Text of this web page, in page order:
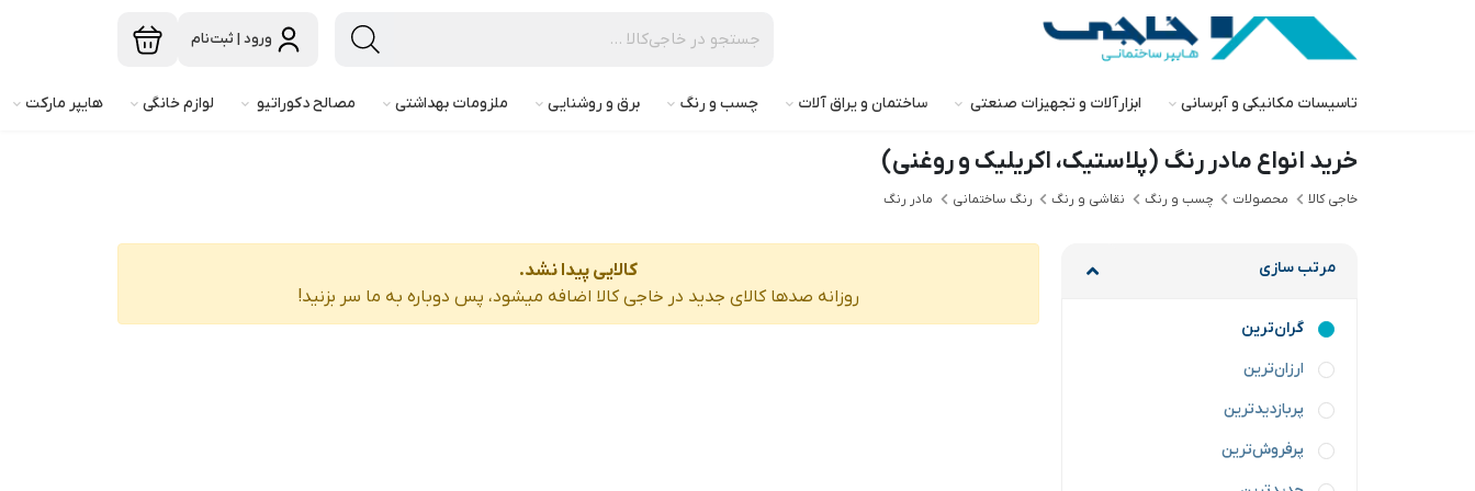
ورود | ثبت‌نام
تاسیسات مکانیکی و آبرسانی ابزارآلات و تجهیزات صنعتی ساختمان و یراق آلات چسب و رنگ برق و روشنایی ملزومات بهداشتی مصالح دکوراتیو لوازم خانگی هایپر مارکت
خرید انواع مادر رنگ (پلاستیک، اکریلیک و روغنی)
خاجی‌ کالا محصولات چسب و رنگ نقاشی و رنگ رنگ ساختمانی مادر رنگ
مرتب سازی
گران‌ترین
ارزان‌ترین
پربازدیدترین
پرفروش‌ترین
کالایی پیدا نشد.
روزانه صدها کالای جدید در خاجی‌ کالا اضافه میشود، پس دوباره به ما سر بزنید!